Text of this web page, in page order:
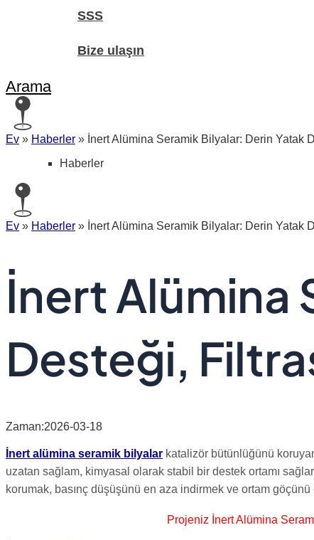
SSS
Bize ulaşın
Arama
Ev » Haberler » İnert Alümina Seramik Bilyalar: Derin Yatak
Haberler
Ev » Haberler » İnert Alümina Seramik Bilyalar: Derin Yatak
İnert Alümina
Desteği,
Zaman:2026-03-18
İnert alümina seramik bilyalar katalizör bütünlüğünü
uzatan sağlam, kimyasal olarak stabil bir destek ortamı
korumak, basınç düşüşünü en aza indirmek ve ortam
Projeniz İnert Alümina